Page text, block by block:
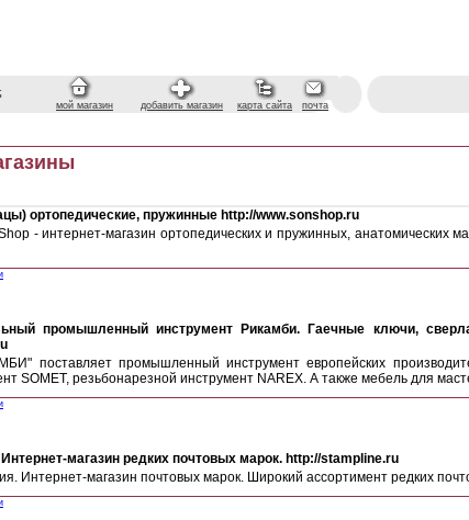
мой магазин добавить магазин карта сайта почта
ортопедические, пружинные http://www.sonshop.ru
- интернет-магазин ортопедических и пружинных, анатомических
промышленный инструмент Рикамби. Гаечные ключи,
поставляет промышленный инструмент европейских
SOMET, резьбонарезной инструмент NAREX. А также мебель для
Интернет-магазин редких почтовых марок. http://stampline.ru
Интернет-магазин почтовых марок. Широкий ассортимент редких